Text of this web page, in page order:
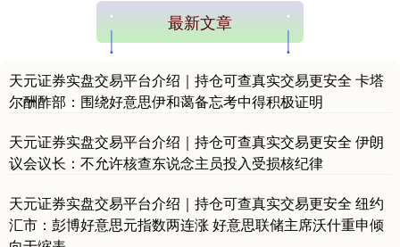
最新文章
天元证券实盘交易平台介绍｜持仓可查真实交易更安全 卡塔
尔酬酢部：围绕好意思伊和蔼备忘考中得积极证明
天元证券实盘交易平台介绍｜持仓可查真实交易更安全 伊朗
议会议长：不允许核查东说念主员投入受损核纪律
天元证券实盘交易平台介绍｜持仓可查真实交易更安全 纽约
汇市：彭博好意思元指数两连涨 好意思联储主席沃什重申倾